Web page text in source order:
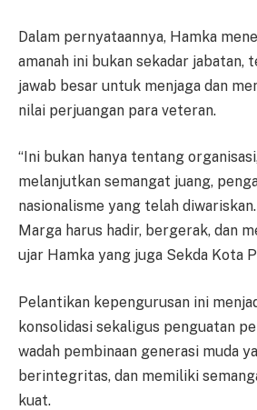
Dalam pernyataannya, Hamka
amanah ini bukan sekadar jabatan,
jawab besar untuk menjaga dan
nilai perjuangan para veteran.
“Ini bukan hanya tentang
melanjutkan semangat juang,
nasionalisme yang telah
Marga harus hadir, bergerak, dan
ujar Hamka yang juga Sekda Kota
Pelantikan kepengurusan ini
konsolidasi sekaligus penguatan
wadah pembinaan generasi muda
berintegritas, dan memiliki
kuat.